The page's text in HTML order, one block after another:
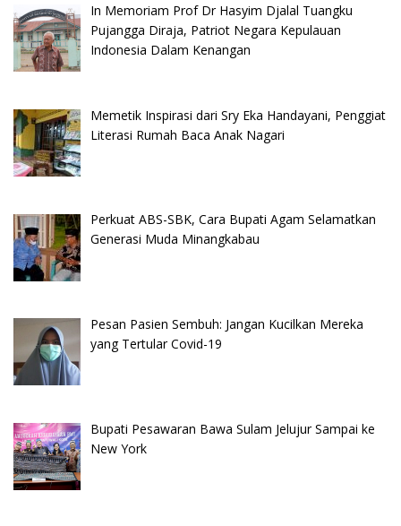
In Memoriam Prof Dr Hasyim Djalal Tuangku
Pujangga Diraja, Patriot Negara Kepulauan
Indonesia Dalam Kenangan
Memetik Inspirasi dari Sry Eka Handayani, Penggiat
Literasi Rumah Baca Anak Nagari
Perkuat ABS-SBK, Cara Bupati Agam Selamatkan
Generasi Muda Minangkabau
Pesan Pasien Sembuh: Jangan Kucilkan Mereka
yang Tertular Covid-19
Bupati Pesawaran Bawa Sulam Jelujur Sampai ke
New York